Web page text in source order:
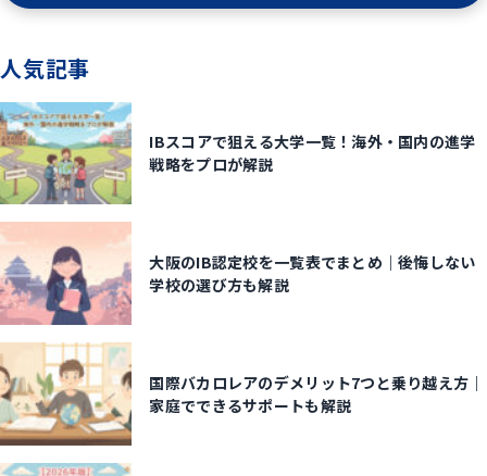
人気記事
IBスコアで狙える大学一覧！海外・国内の進学
戦略をプロが解説
大阪のIB認定校を一覧表でまとめ｜後悔しない
学校の選び方も解説
国際バカロレアのデメリット7つと乗り越え方｜
家庭でできるサポートも解説